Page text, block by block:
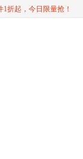
1折起，今日限量抢！